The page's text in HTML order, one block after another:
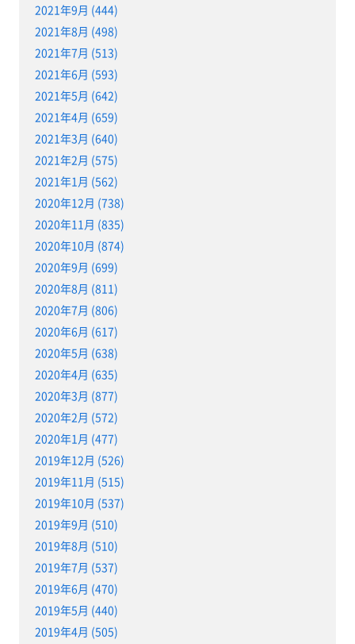
2021年9月 (444)
2021年8月 (498)
2021年7月 (513)
2021年6月 (593)
2021年5月 (642)
2021年4月 (659)
2021年3月 (640)
2021年2月 (575)
2021年1月 (562)
2020年12月 (738)
2020年11月 (835)
2020年10月 (874)
2020年9月 (699)
2020年8月 (811)
2020年7月 (806)
2020年6月 (617)
2020年5月 (638)
2020年4月 (635)
2020年3月 (877)
2020年2月 (572)
2020年1月 (477)
2019年12月 (526)
2019年11月 (515)
2019年10月 (537)
2019年9月 (510)
2019年8月 (510)
2019年7月 (537)
2019年6月 (470)
2019年5月 (440)
2019年4月 (505)